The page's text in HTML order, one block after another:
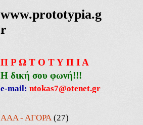
www.prototypia.g
r
Π Ρ Ω Τ Ο Τ Υ Π Ι Α
Η δική σου φωνή!!!
e-mail: ntokas7@otenet.gr
ΑΑΑ - ΑΓΟΡΑ (27)